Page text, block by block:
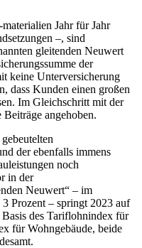
Jahr für Jahr
–, sind
gleitenden Neuwert
der
keine Unterversicherung
dass Kunden einen großen
Im Gleichschritt mit der
angehoben.
der ebenfalls immens
noch
in der
Neuwert“ – im
Prozent – springt 2023 auf
des Tariflohnindex für
für Wohngebäude, beide